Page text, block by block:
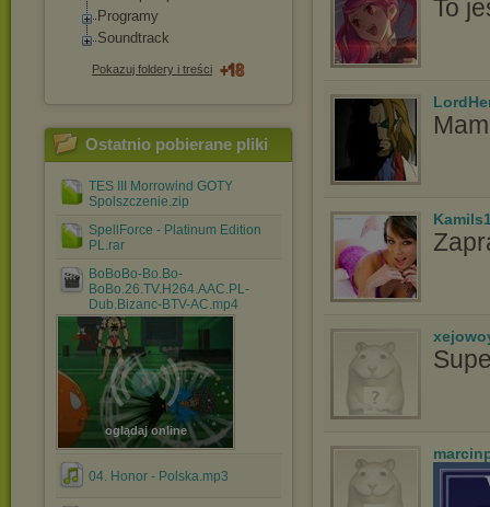
Programy
Soundtrack
Pokazuj foldery i treści
Ostatnio pobierane pliki
TES III Morrowind GOTY
Spolszczenie.zip
SpellForce - Platinum Edition
PL.rar
BoBoBo-Bo.Bo-
BoBo.26.TV.H264.AAC.PL-
Dub.Bizanc-BTV-AC.mp4
oglądaj online
04. Honor - Polska.mp3
To